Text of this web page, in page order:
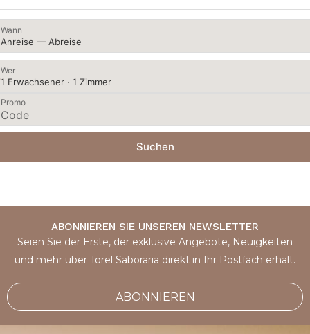
Wann
Anreise — Abreise
Wer
1 Erwachsener · 1 Zimmer
Promo
Suchen
ABONNIEREN SIE UNSEREN NEWSLETTER
Seien Sie der Erste, der exklusive Angebote, Neuigkeiten
und mehr über Torel Saboraria direkt in Ihr Postfach erhält.
ABONNIEREN